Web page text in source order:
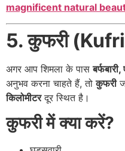
magnificent natural
5. कुफरी
अगर आप शिमला के पास
अनुभव करना चाहते हैं, तोकुफरी
किलोमीटरदूर स्थित है।
कुफरी में क्या करें?